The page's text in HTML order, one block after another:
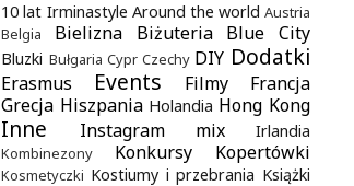
10 lat Irminastyle Around the world Austria
Belgia
Bielizna Biżuteria Blue City
Bluzki Bułgaria Cypr Czechy DIY Dodatki
Erasmus Events Filmy
Francja
Grecja Hiszpania Holandia Hong Kong
Inne Instagram mix Irlandia
Kombinezony Konkursy Kopertówki
Kosmetyczki Kostiumy i przebrania Książki